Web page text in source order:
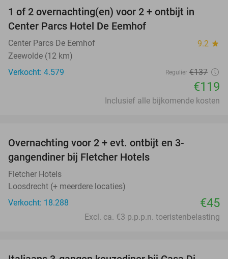
1 of 2 overnachting(en) voor 2 + ontbijt in
Center Parcs Hotel De Eemhof
Center Parcs De Eemhof 9.2 star
Zeewolde (12 km)
Verkocht: 4.579
Regulier €137
€119
Inclusief alle bijkomende kosten
Overnachting voor 2 + evt. ontbijt en 3-
gangendiner bij Fletcher Hotels
Fletcher Hotels
Loosdrecht (+ meerdere locaties)
Verkocht: 18.288
€45
Excl. ca. €3 p.p.p.n. toeristenbelasting